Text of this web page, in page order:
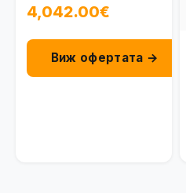
R32043702
4,042.00€
Виж офертата →